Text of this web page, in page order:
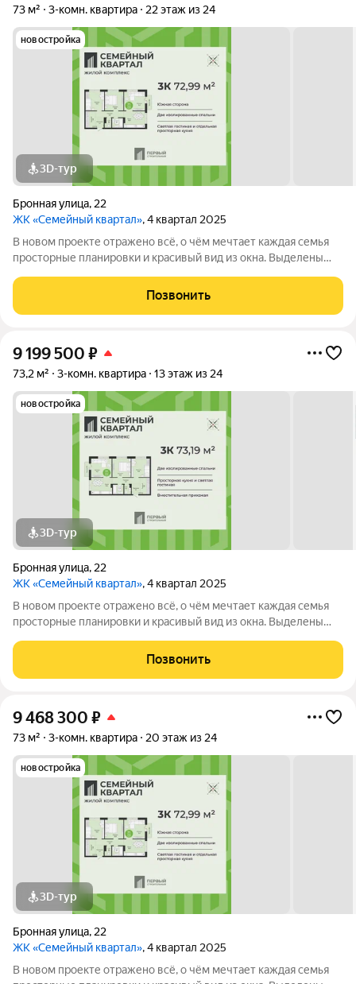
73 м² 3-комн. квартира 22 этаж из 24
новостройка
3D-тур
Бронная улица, 22
ЖК «Семейный квартал», 4 квартал 2025
В новом проекте отражено всё, о чём мечтает каждая семья
просторные планировки и красивый вид из окна. Выделены
уютная придомовая территория, где каждому найдётся место,
а также приятная
Позвонить
9 199 500 ₽
73,2 м² 3-комн. квартира 13 этаж из 24
новостройка
3D-тур
Бронная улица, 22
ЖК «Семейный квартал», 4 квартал 2025
В новом проекте отражено всё, о чём мечтает каждая семья
просторные планировки и красивый вид из окна. Выделены
уютная придомовая территория, где каждому найдётся место,
а также приятная
Позвонить
9 468 300 ₽
73 м² 3-комн. квартира 20 этаж из 24
новостройка
3D-тур
Бронная улица, 22
ЖК «Семейный квартал», 4 квартал 2025
В новом проекте отражено всё, о чём мечтает каждая семья